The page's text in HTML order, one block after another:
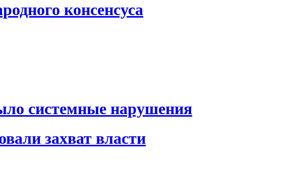
консенсуса
системные нарушения
захват власти